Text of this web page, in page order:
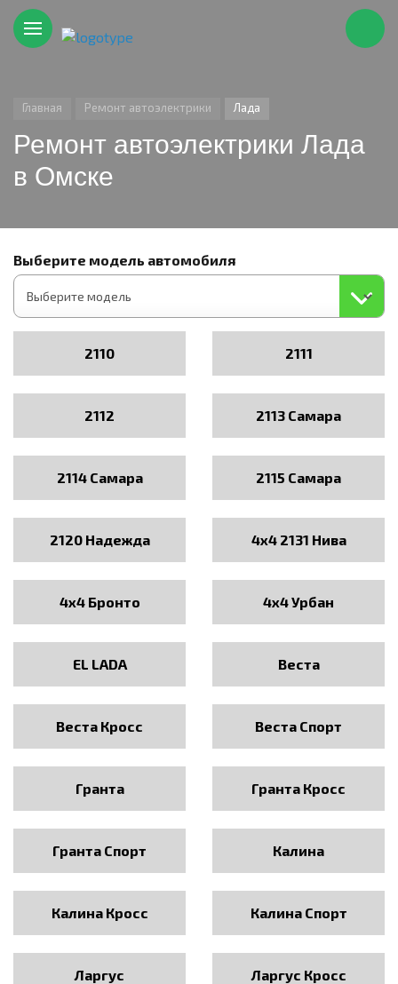
Главная Ремонт автоэлектрики Лада
Ремонт автоэлектрики Лада
в Омске
Выберите модель автомобиля
2110 2111
2112 2113 Самара
2114 Самара 2115 Самара
2120 Надежда 4x4 2131 Нива
4x4 Бронто 4x4 Урбан
EL LADA Веста
Веста Кросс Веста Спорт
Гранта Гранта Кросс
Гранта Спорт Калина
Калина Кросс Калина Спорт
Ларгус Ларгус Кросс